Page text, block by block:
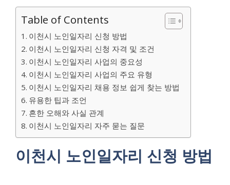
Table of Contents
이천시 노인일자리 신청 방법
이천시 노인일자리 신청 자격 및 조건
이천시 노인일자리 사업의 중요성
이천시 노인일자리 사업의 주요 유형
이천시 노인일자리 채용 정보 쉽게 찾는 방법
유용한 팁과 조언
흔한 오해와 사실 관계
이천시 노인일자리 자주 묻는 질문
이천시 노인일자리 신청 방법